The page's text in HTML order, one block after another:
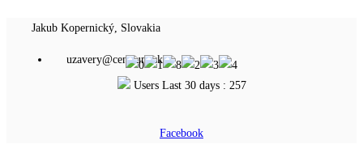
Jakub Kopernický, Slovakia
uzavery@centrum.sk
Users Last 30 days : 257
Facebook